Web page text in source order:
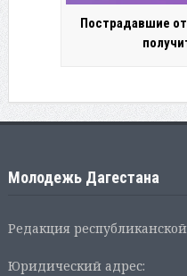
Пострадавшие
Молодежь Дагестана
Редакция
Юридический адрес: